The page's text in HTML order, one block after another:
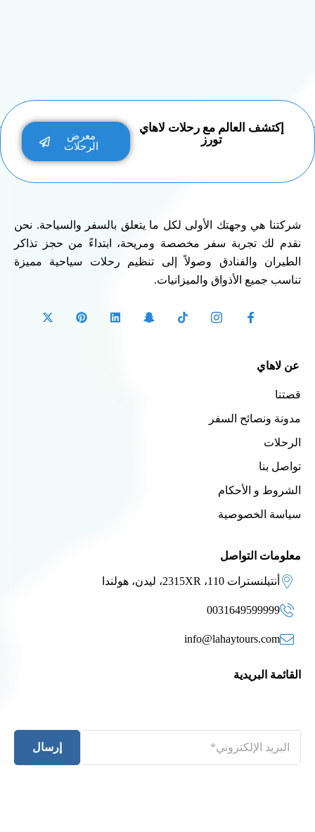
إكتشف العالم مع رحلات لاهاي
تورز
معرض
الرحلات
شركتنا هي وجهتك الأولى لكل ما يتعلق بالسفر والسياحة. نحن
نقدم لك تجربة سفر مخصصة ومريحة، ابتداءً من حجز تذاكر
الطيران والفنادق وصولاً إلى تنظيم رحلات سياحية مميزة
تناسب جميع الأذواق والميزانيات.
عن لاهاي
قصتنا
مدونة ونصائح السفر
الرحلات
تواصل بنا
الشروط و الأحكام
سياسة الخصوصية
معلومات التواصل
أنتيلنسترات 110، 2315XR، ليدن، هولندا
0031649599999
info@lahaytours.com
القائمة البريدية
إرسال